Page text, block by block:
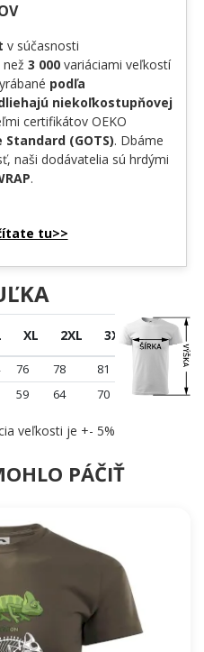
v súčasnosti
3 000variáciami veľkostí
podľa
niekoľkostupňovej
certifikátov OEKO
(GOTS). Dbáme
naši dodávatelia sú hrdými
.
tu>>
XL 2XL 3XL 4XL
76 78 81
59 64 70 76
veľkosti je +- 5%
PÁČIŤ